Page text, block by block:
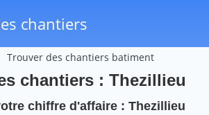
chantiers
Trouver des chantiers batiment
chantiers : Thezillieu
chiffre d'affaire : Thezillieu